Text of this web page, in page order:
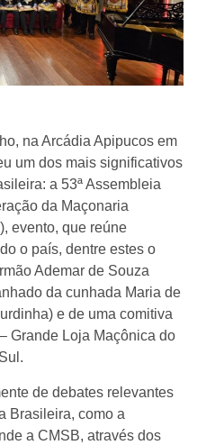
na Arcádia Apipucos em
um dos mais significativos
a 53ª Assembleia
da Maçonaria
evento, que reúne
o país, dentre estes o
Ademar de Souza
da cunhada Maria de
e de uma comitiva
Grande Loja Maçônica do
de debates relevantes
Brasileira, como a
a CMSB, através dos